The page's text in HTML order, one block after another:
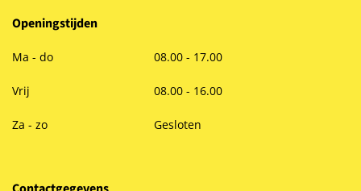
Openingstijden
Ma - do 08.00 - 17.00
Vrij 08.00 - 16.00
Za - zo Gesloten